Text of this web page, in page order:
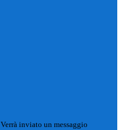
Verrà inviato un messaggio